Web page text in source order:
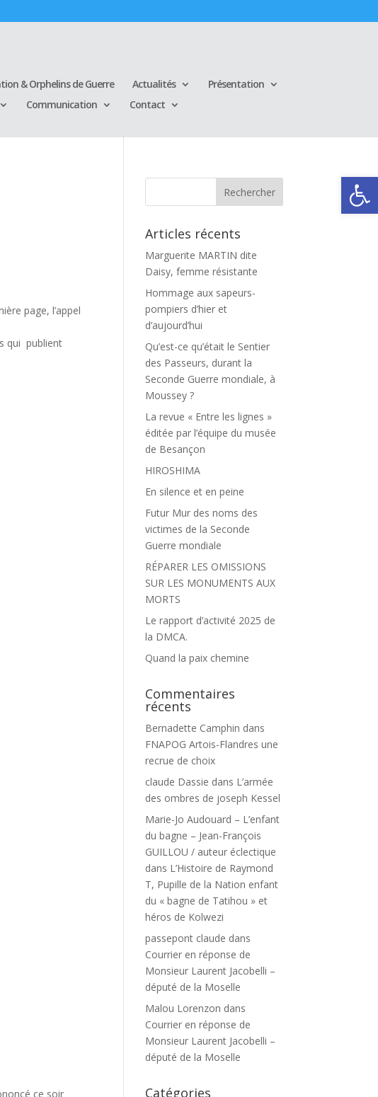
Ouvrir
& Orphelins de Guerre Actualités
Présentation
Communication Contact
page, l’appel
qui publient
ce soir
Articles récents
Marguerite MARTIN dite
Daisy, femme résistante
Hommage aux sapeurs-
pompiers d’hier et
d’aujourd’hui
Qu’est-ce qu’était le Sentier
des Passeurs, durant la
Seconde Guerre mondiale, à
Moussey ?
La revue « Entre les lignes »
éditée par l’équipe du musée
de Besançon
HIROSHIMA
En silence et en peine
Futur Mur des noms des
victimes de la Seconde
Guerre mondiale
RÉPARER LES OMISSIONS
SUR LES MONUMENTS AUX
MORTS
Le rapport d’activité 2025 de
la DMCA.
Quand la paix chemine
Commentaires
récents
Bernadette Camphin dans
FNAPOG Artois-Flandres une
recrue de choix
claude Dassie dans L’armée
des ombres de joseph Kessel
Marie-Jo Audouard – L’enfant
du bagne – Jean-François
GUILLOU / auteur éclectique
dans L’Histoire de Raymond
T, Pupille de la Nation enfant
du « bagne de Tatihou » et
héros de Kolwezi
passepont claude dans
Courrier en réponse de
Monsieur Laurent Jacobelli –
député de la Moselle
Malou Lorenzon dans
Courrier en réponse de
Monsieur Laurent Jacobelli –
député de la Moselle
Catégories